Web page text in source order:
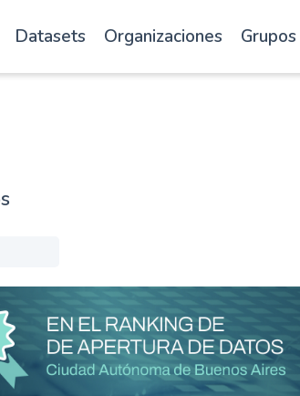
Datasets Organizaciones Grupos